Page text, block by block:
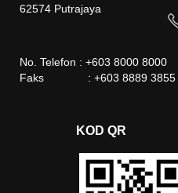
62574 Putrajaya
No. Telefon : +603 8000 8000
Faks : +603 8889 3855
KOD QR